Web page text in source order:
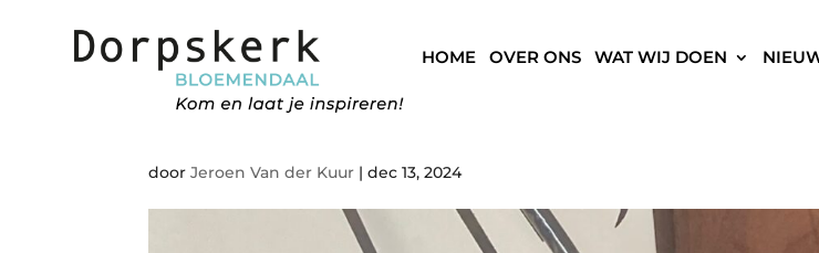
HOME OVER ONS WAT WIJ DOEN
doorJeroen Van der Kuur |dec 13, 2024